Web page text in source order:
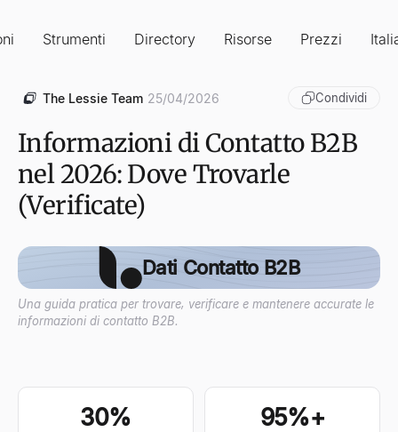
Strumenti Directory Risorse Prezzi
The Lessie Team 25/04/2026 Condividi
Informazioni di Contatto B2B
nel 2026: Dove Trovarle
(Verificate)
Dati Contatto B2B
Una guida pratica per trovare, verificare e mantenere accurate le
informazioni di contatto B2B.
30% 95%+